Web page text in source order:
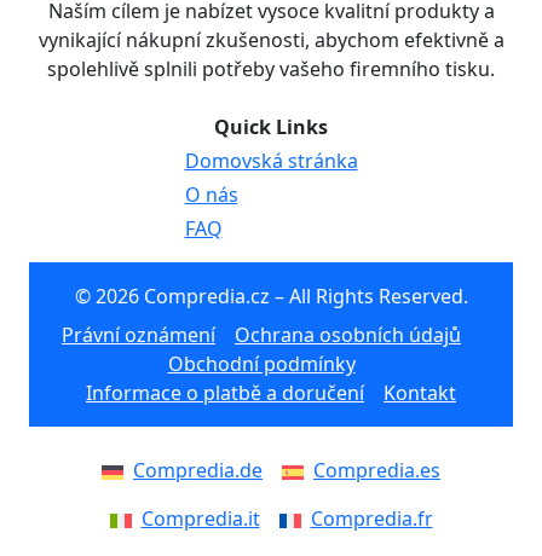
Naším cílem je nabízet vysoce kvalitní produkty a
vynikající nákupní zkušenosti, abychom efektivně a
spolehlivě splnili potřeby vašeho firemního tisku.
Quick Links
Domovská stránka
O nás
FAQ
© 2026 Compredia.cz – All Rights Reserved.
Právní oznámení
Ochrana osobních údajů
Obchodní podmínky
Informace o platbě a doručení
Kontakt
Compredia.de
Compredia.es
Compredia.it
Compredia.fr